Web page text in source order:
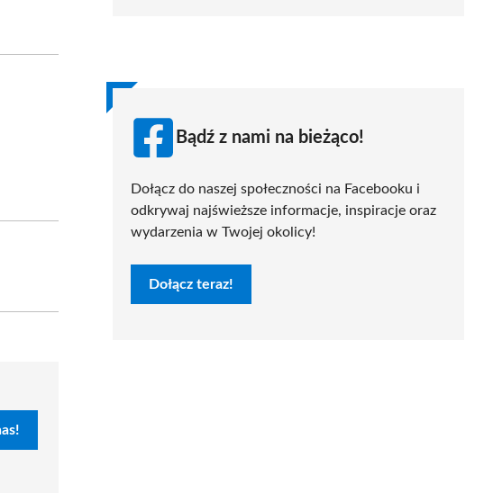
Bądź z nami na bieżąco!
Dołącz do naszej społeczności na Facebooku i
odkrywaj najświeższe informacje, inspiracje oraz
wydarzenia w Twojej okolicy!
Dołącz teraz!